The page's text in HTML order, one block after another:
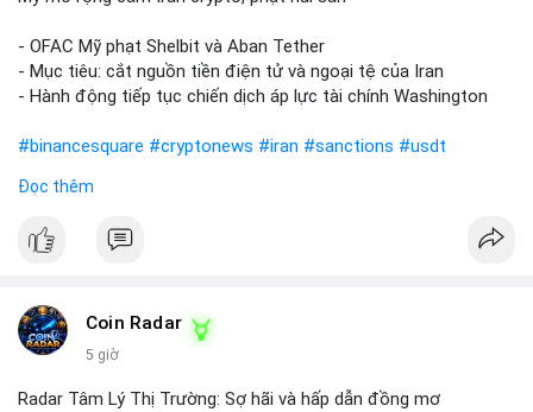
- OFAC Mỹ phạt Shelbit và Aban Tether
- Mục tiêu: cắt nguồn tiền điện tử và ngoại tệ của Iran
- Hành động tiếp tục chiến dịch áp lực tài chính Washington
#binancesquare #cryptonews #iran #sanctions #usdt
$usdt
#vlikevn #titanbot
Đọc thêm
Coin Radar
5 giờ
Radar Tâm Lý Thị Trường: Sợ hãi và hấp dẫn đồng mơ